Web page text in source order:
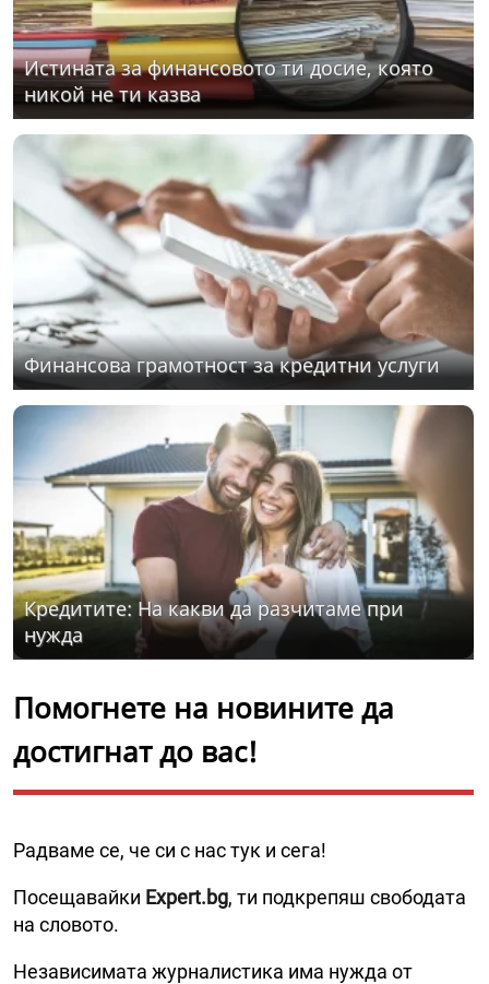
Истината за финансовото ти досие, която
никой не ти казва
Финансова грамотност за кредитни услуги
Кредитите: На какви да разчитаме при
нужда
Помогнете на новините да
достигнат до вас!
Радваме се, че си с нас тук и сега!
Посещавайки Expert.bg, ти подкрепяш свободата
на словото.
Независимата журналистика има нужда от